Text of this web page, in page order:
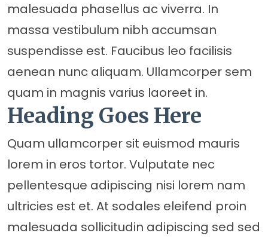
malesuada phasellus ac viverra. In
massa vestibulum nibh accumsan
suspendisse est. Faucibus leo facilisis
aenean nunc aliquam. Ullamcorper sem
quam in magnis varius laoreet in.
Heading Goes Here
Quam ullamcorper sit euismod mauris
lorem in eros tortor. Vulputate nec
pellentesque adipiscing nisi lorem nam
ultricies est et. At sodales eleifend proin
malesuada sollicitudin adipiscing sed sed